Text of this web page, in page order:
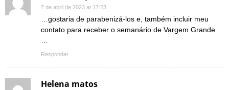
7 de abril de 2023 at 17:23
…gostaria de parabenizá-los e, também incluir meu
contato para receber o semanário de Vargem Grande
Responder
Helena matos